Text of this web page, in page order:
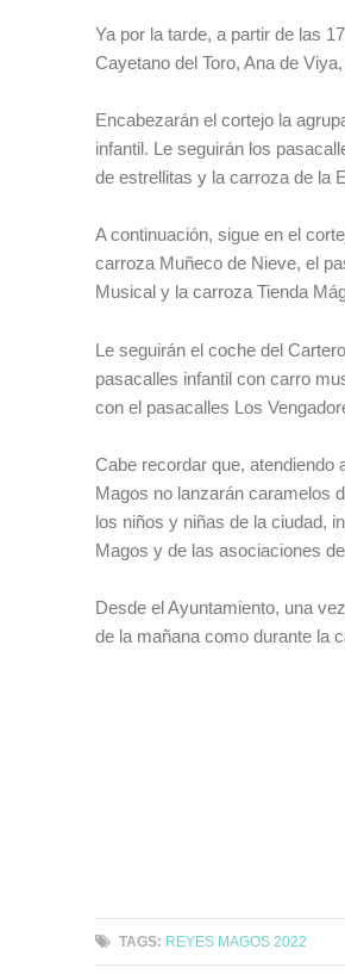
Ya por la tarde, a partir de las
Cayetano del Toro, Ana de
Encabezarán el cortejo la
infantil. Le seguirán los
de estrellitas y la carroza de la
A continuación, sigue en el
carroza Muñeco de Nieve, el
Musical y la carroza Tienda
Le seguirán el coche del
pasacalles infantil con carro
con el pasacalles Los
Cabe recordar que,
Magos no lanzarán caramelos
los niños y niñas de la ciudad,
Magos y de las asociaciones
Desde el Ayuntamiento, una
de la mañana como durante la
TAGS: REYES MAGOS 2022